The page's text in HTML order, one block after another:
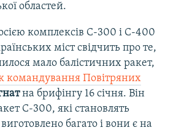
областей.
комплексів С-300 і С-400
міст свідчить про те,
мало балістичних ракет,
командування Повітряних
на брифінгу 16 січня. Він
С-300, які становлять
багато і вони є на